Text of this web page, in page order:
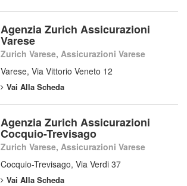
Agenzia Zurich Assicurazioni
Varese
Zurich Varese, Assicurazioni Varese
Varese, Via Vittorio Veneto 12
Vai Alla Scheda
Agenzia Zurich Assicurazioni
Cocquio-Trevisago
Zurich Varese, Assicurazioni Varese
Cocquio-Trevisago, Via Verdi 37
Vai Alla Scheda